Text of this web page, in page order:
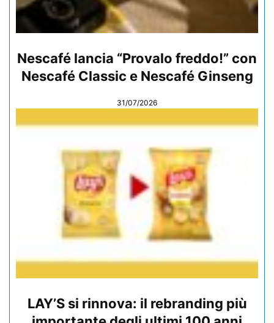
Nescafé lancia “Provalo freddo!” con
Nescafé Classic e Nescafé Ginseng
31/07/2026
LAY’S si rinnova: il rebranding più